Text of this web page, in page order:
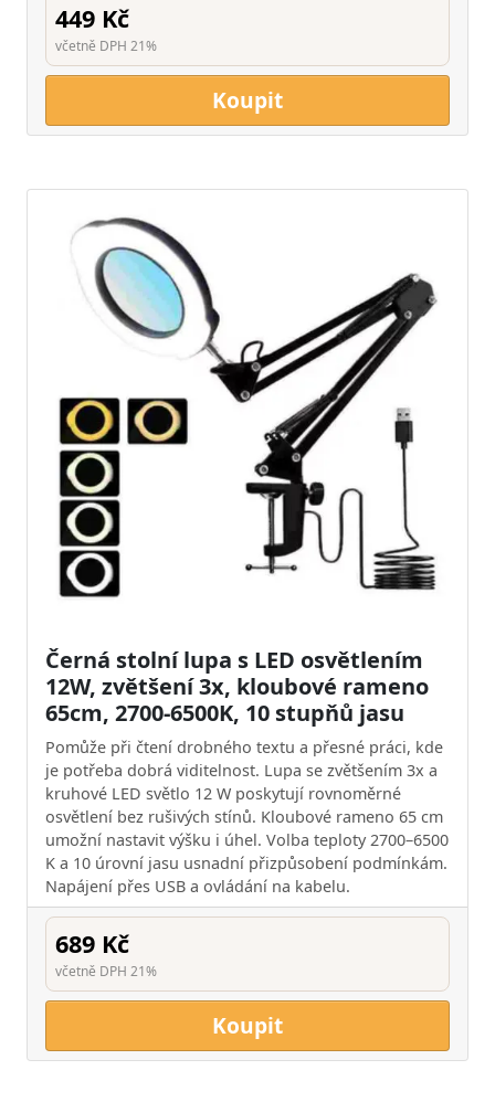
449 Kč
včetně DPH 21%
Koupit
Černá stolní lupa s LED osvětlením
12W, zvětšení 3x, kloubové rameno
65cm, 2700-6500K, 10 stupňů jasu
Pomůže při čtení drobného textu a přesné práci, kde
je potřeba dobrá viditelnost. Lupa se zvětšením 3x a
kruhové LED světlo 12 W poskytují rovnoměrné
osvětlení bez rušivých stínů. Kloubové rameno 65 cm
umožní nastavit výšku i úhel. Volba teploty 2700–6500
K a 10 úrovní jasu usnadní přizpůsobení podmínkám.
Napájení přes USB a ovládání na kabelu.
689 Kč
včetně DPH 21%
Koupit